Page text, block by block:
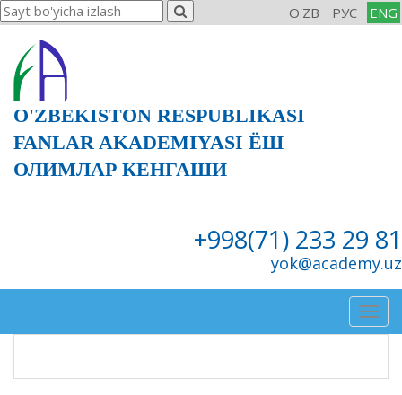
O'ZB РУС ENG
O'ZBEKISTON RESPUBLIKASI
FANLAR AKADEMIYASI ЁШ
ОЛИМЛАР КЕНГАШИ
+998(71) 233 29 81
yok@academy.uz